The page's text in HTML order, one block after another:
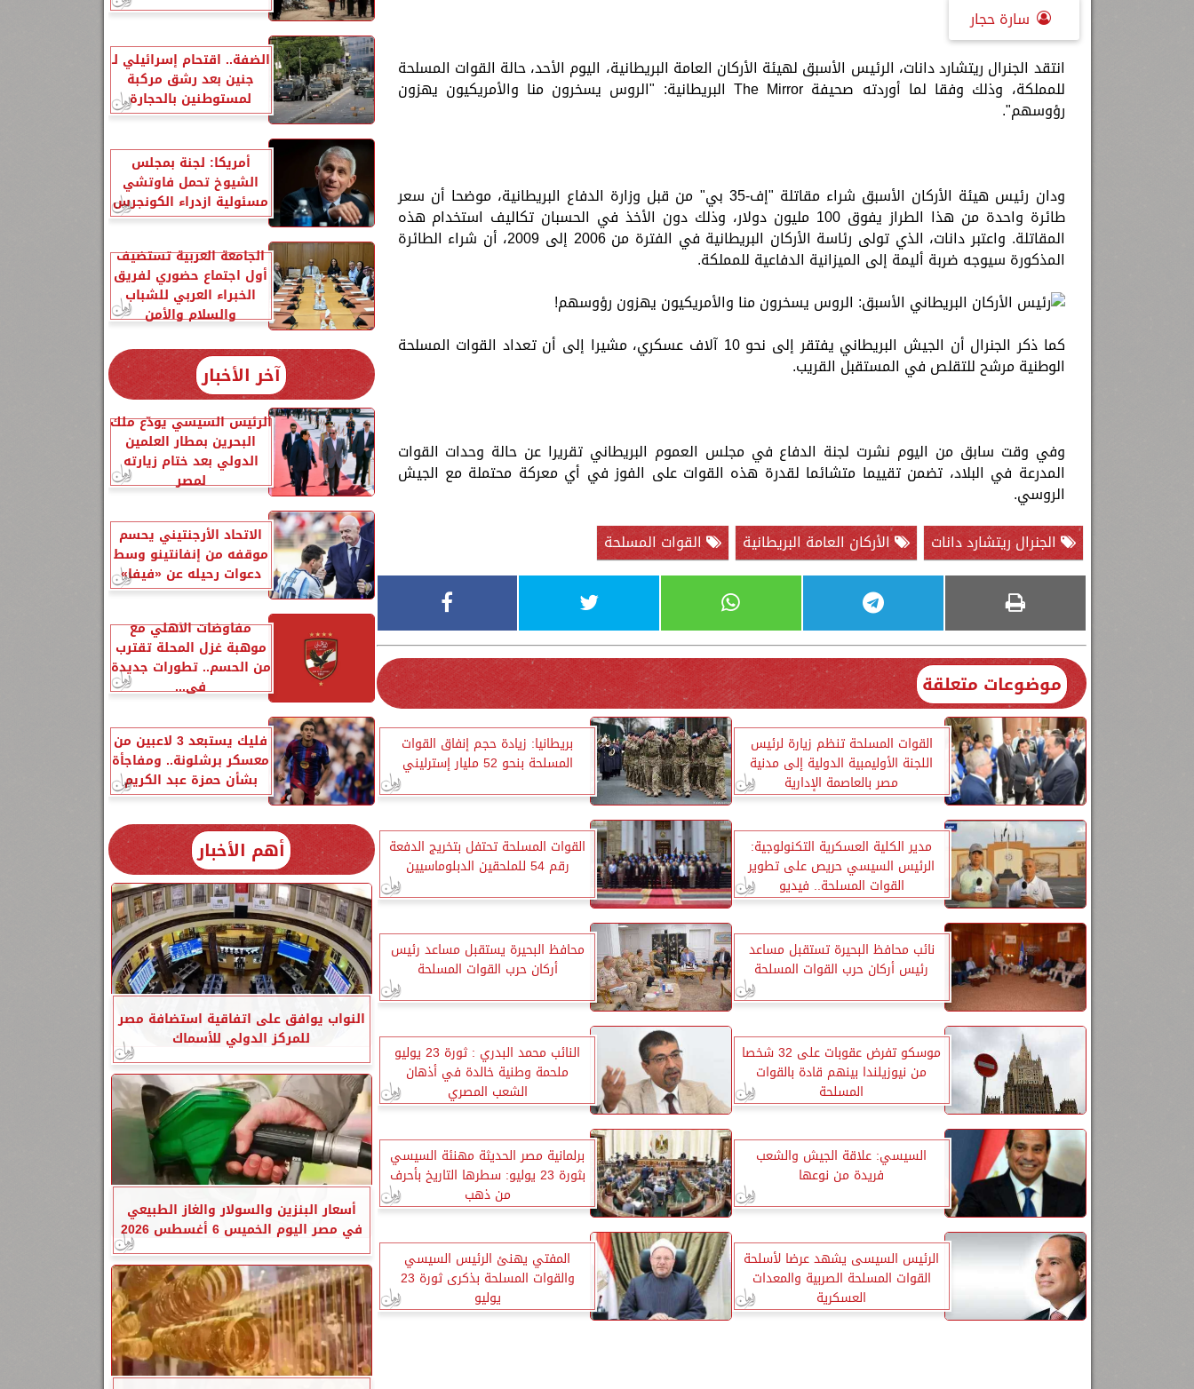
سارة حجار
انتقد الجنرال ريتشارد دانات، الرئيس الأسبق لهيئة الأركان العامة البريطانية، اليوم الأحد، حالة القوات المسلحة
للمملكة، وذلك وفقا لما أوردته صحيفة The Mirror البريطانية: "الروس يسخرون منا والأمريكيون يهزون
رؤوسهم".
ودان رئيس هيئة الأركان الأسبق شراء مقاتلة "إف-35 بي" من قبل وزارة الدفاع البريطانية، موضحا أن سعر
طائرة واحدة من هذا الطراز يفوق 100 مليون دولار، وذلك دون الأخذ في الحسبان تكاليف استخدام هذه
المقاتلة. واعتبر دانات، الذي تولى رئاسة الأركان البريطانية في الفترة من 2006 إلى 2009، أن شراء الطائرة
المذكورة سيوجه ضربة أليمة إلى الميزانية الدفاعية للمملكة.
كما ذكر الجنرال أن الجيش البريطاني يفتقر إلى نحو 10 آلاف عسكري، مشيرا إلى أن تعداد القوات المسلحة
الوطنية مرشح للتقلص في المستقبل القريب.
وفي وقت سابق من اليوم نشرت لجنة الدفاع في مجلس العموم البريطاني تقريرا عن حالة وحدات القوات
المدرعة في البلاد، تضمن تقييما متشائما لقدرة هذه القوات على الفوز في أي معركة محتملة مع الجيش
الروسي.
الجنرال ريتشارد دانات
الأركان العامة البريطانية القوات المسلحة
موضوعات متعلقة
القوات المسلحة تنظم زيارة لرئيس
اللجنة الأوليمبية الدولية إلى مدنية
مصر بالعاصمة الإدارية
بريطانيا: زيادة حجم إنفاق القوات
المسلحة بنحو 52 مليار إسترليني
مدير الكلية العسكرية التكنولوجية:
الرئيس السيسي حريص على تطوير
القوات المسلحة.. فيديو
القوات المسلحة تحتفل بتخريج الدفعة
رقم 54 للملحقين الدبلوماسيين
نائب محافظ البحيرة تستقبل مساعد
رئيس أركان حرب القوات المسلحة
محافظ البحيرة يستقبل مساعد رئيس
أركان حرب القوات المسلحة
موسكو تفرض عقوبات على 32 شخصا
من نيوزيلندا بينهم قادة بالقوات
المسلحة
النائب محمد البدري : ثورة 23 يوليو
ملحمة وطنية خالدة في أذهان
الشعب المصري
السيسي: علاقة الجيش والشعب
فريدة من نوعها
برلمانية مصر الحديثة مهنئة السيسي
بثورة 23 يوليو: سطرها التاريخ بأحرف
من ذهب
الرئيس السيسى يشهد عرضا لأسلحة
القوات المسلحة الصربية والمعدات
العسكرية
المفتي يهنئ الرئيس السيسي
والقوات المسلحة بذكرى ثورة 23
يوليو
الضفة.. اقتحام إسرائيلي لـ
جنين بعد رشق مركبة
لمستوطنين بالحجارة
أمريكا: لجنة بمجلس
الشيوخ تحمل فاوتشي
مسئولية ازدراء الكونجرس
الجامعة العربية تستضيف
أول اجتماع حضوري لفريق
الخبراء العربي للشباب
والسلام والأمن
آخر الأخبار
الرئيس السيسي يودّع ملك
البحرين بمطار العلمين
الدولي بعد ختام زيارته
لمصر
الاتحاد الأرجنتيني يحسم
موقفه من إنفانتينو وسط
دعوات رحيله عن «فيفا»
مفاوضات الأهلي مع
موهبة غزل المحلة تقترب
من الحسم.. تطورات جديدة
في...
فليك يستبعد 3 لاعبين من
معسكر برشلونة.. ومفاجأة
بشأن حمزة عبد الكريم
أهم الأخبار
النواب يوافق على اتفاقية استضافة مصر
للمركز الدولي للأسماك
أسعار البنزين والسولار والغاز الطبيعي
في مصر اليوم الخميس 6 أغسطس 2026